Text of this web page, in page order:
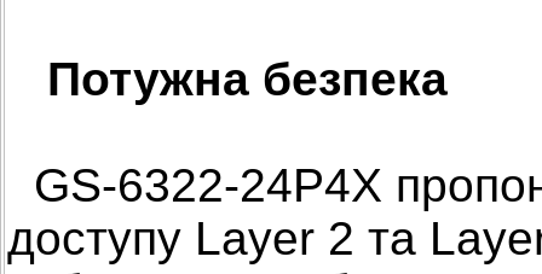
Потужна безпека
GS-6322-24P4X
доступу Layer 2 та